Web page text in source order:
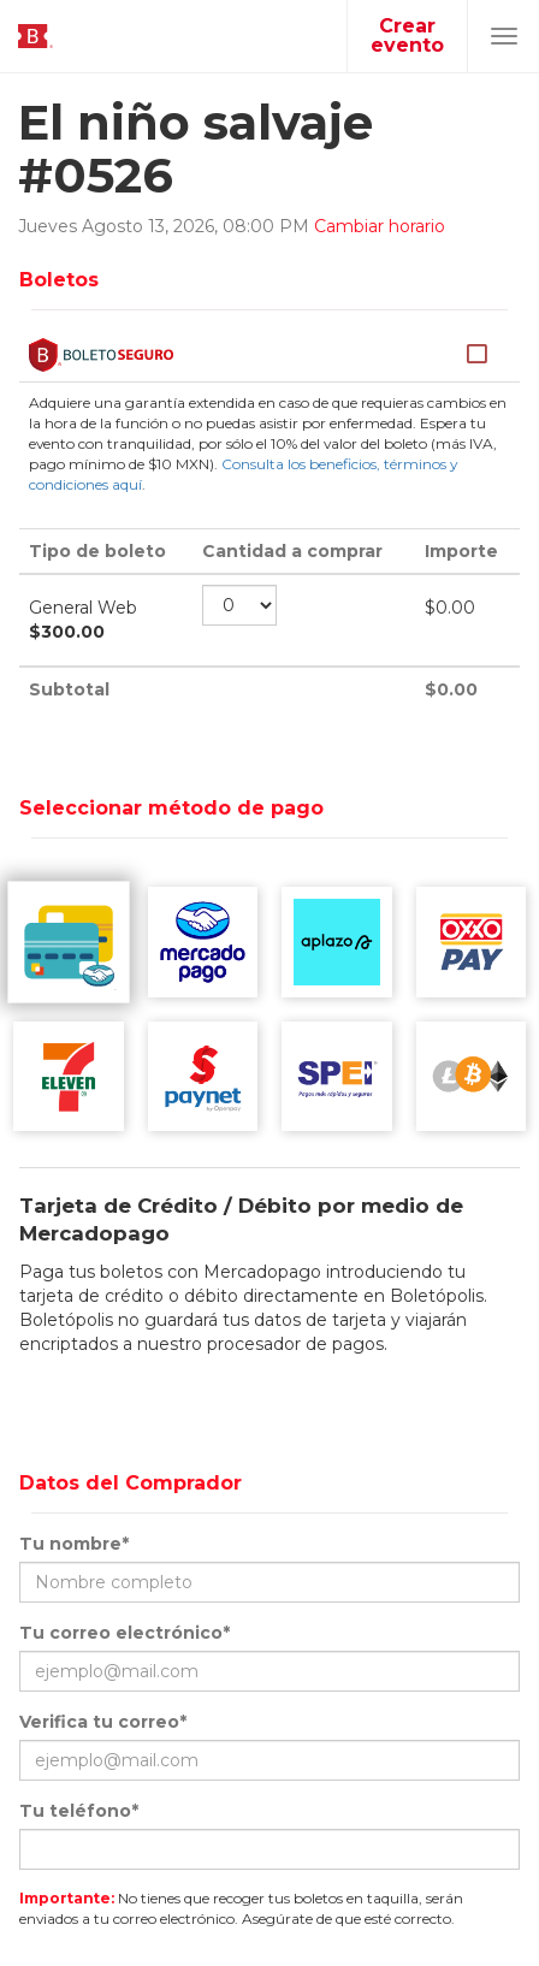
Crear
evento
El niño salvaje
#0526
Jueves Agosto 13, 2026, 08:00 PM Cambiar horario
Boletos
Adquiere una garantía extendida en caso de que requieras cambios en
la hora de la función o no puedas asistir por enfermedad. Espera tu
evento con tranquilidad, por sólo el 10% del valor del boleto (más IVA,
pago mínimo de $10 MXN). Consulta los beneficios, términos y
condiciones aquí.
Tipo de boleto Cantidad a comprar Importe
General Web
$300.00
$0.00
Subtotal $0.00
Seleccionar método de pago
Tarjeta de Crédito / Débito por medio de
Mercadopago
Paga tus boletos con Mercadopago introduciendo tu
tarjeta de crédito o débito directamente en Boletópolis.
Boletópolis no guardará tus datos de tarjeta y viajarán
encriptados a nuestro procesador de pagos.
Datos del Comprador
Tu nombre*
Tu correo electrónico*
Verifica tu correo*
Tu teléfono*
Importante: No tienes que recoger tus boletos en taquilla, serán
enviados a tu correo electrónico. Asegúrate de que esté correcto.